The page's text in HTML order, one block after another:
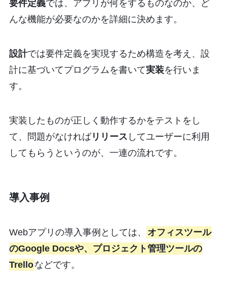
要件定義では、アプリが何をするものなのか、ど
んな機能が必要なのかを詳細に決めます。
設計では要件定義を実現するため構造を考え、設
計に基づいてプログラムを書いて実装を行いま
す。
実装したものが正しく動作するかをテストをし
て、問題がなければリリース してユーザーに利用
してもらうというのが、一連の流れです。
導入事例
Webアプリの導入事例としては、
オフィスツール
のGoogle Docsや、プロジェクト管理ツールの
Trelloなどです。